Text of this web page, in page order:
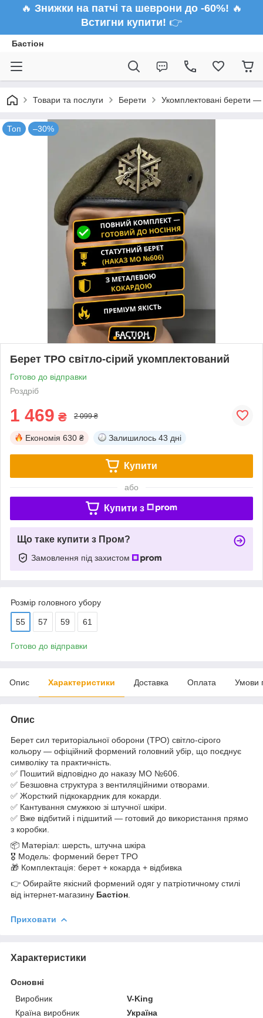
🔥 Знижки на патчі та шеврони до -60%! 🔥
Встигни купити! 👉
Бастіон
Товари та послуги Берети Укомплектовані берети
Топ –30%
Берет ТРО світло-сірий укомплектований
Готово до відправки
Роздріб
1 469 ₴ 2 099 ₴
Економія 630 ₴ Залишилось 43 дні
Купити
або
Купити з
Що таке купити з Пром?
Замовлення під захистом
Розмір головного убору
55 57 59 61
Готово до відправки
Опис Характеристики Доставка Оплата Умови
Опис
Берет сил територіальної оборони (ТРО) світло-сірого
кольору — офіційний формений головний убір, що поєднує
символіку та практичність.
✅ Пошитий відповідно до наказу МО №606.
✅ Безшовна структура з вентиляційними отворами.
✅ Жорсткий підкокардник для кокарди.
✅ Кантування смужкою зі штучної шкіри.
✅ Вже відбитий і підшитий — готовий до використання прямо
з коробки.
📦 Матеріал: шерсть, штучна шкіра
🎖 Модель: формений берет ТРО
🎁 Комплектація: берет + кокарда + відбивка
👉 Обирайте якісний формений одяг у патріотичному стилі
від інтернет-магазину Бастіон
Приховати
Характеристики
Основні
Виробник
V-King
Країна виробник
Україна